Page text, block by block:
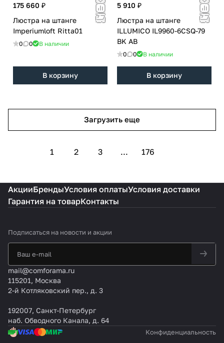
175 660 ₽
Люстра на штанге
Imperiumloft Ritta01
0 0 В наличии
В корзину
5 910 ₽
Люстра на штанге
ILLUMICO IL9960-6CSQ-79
BK AB
0 0 В наличии
В корзину
Загрузить еще
1 2 3 ... 176
АкцииБрендыУсловия оплатыУсловия доставки
Гарантия на товарКонтакты
Подписаться на новости и акции
mail@comforama.ru
115201, Москва
2-й Котляковский пер., д. 3
192007, Санкт-Петербург
наб. Обводного Канала, д. 64
Конфиденциальность